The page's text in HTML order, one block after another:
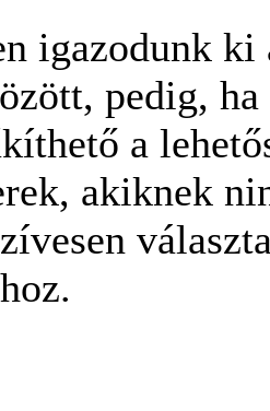
igazodunk
pedig,
a
akiknek